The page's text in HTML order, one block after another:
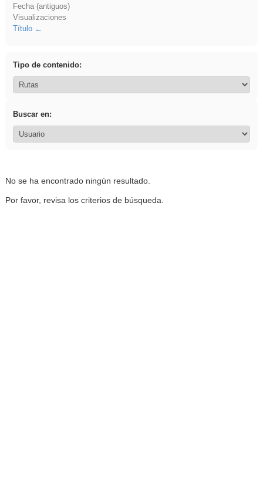
Fecha (antiguos)
Visualizaciones
Título
Tipo de contenido:
Buscar en:
No se ha encontrado ningún resultado.
Por favor, revisa los criterios de búsqueda.